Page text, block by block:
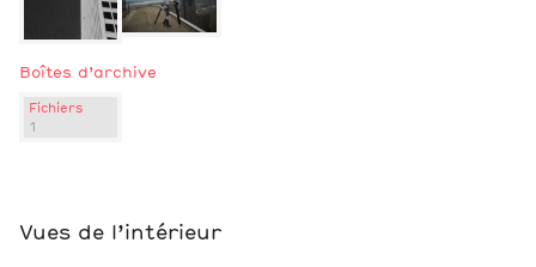
Boîtes d’archive
Fichiers
1
3Vues de l’intérieur